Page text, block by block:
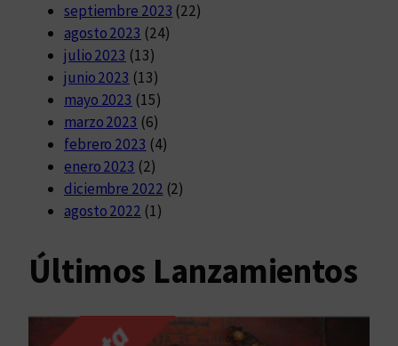
septiembre 2023 (22)
agosto 2023 (24)
julio 2023 (13)
junio 2023 (13)
mayo 2023 (15)
marzo 2023 (6)
febrero 2023 (4)
enero 2023 (2)
diciembre 2022 (2)
agosto 2022 (1)
Últimos Lanzamientos